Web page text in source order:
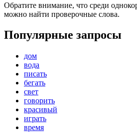
Обратите внимание, что среди
можно найти проверочные слова.
Популярные запросы
дом
вода
писать
бегать
свет
говорить
красивый
играть
время